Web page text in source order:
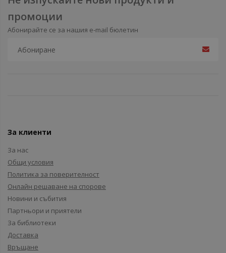
промоции
Абонирайте се за нашия e-mail бюлетин
За клиенти
За нас
Общи условия
Политика за поверителност
Онлайн решаване на спорове
Новини и събития
Партньори и приятели
За библиотеки
Доставка
Връщане